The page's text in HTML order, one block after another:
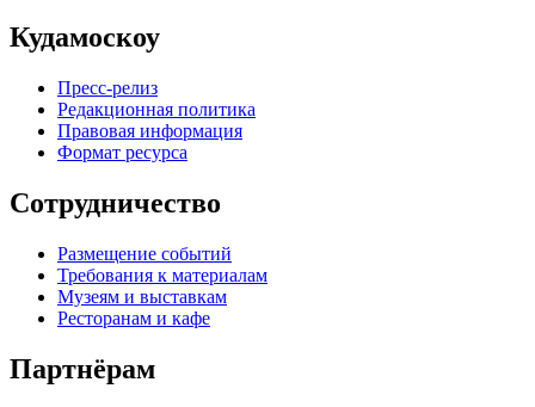
Кудамоскоу
Пресс-релиз
Редакционная политика
Правовая информация
Формат ресурса
Сотрудничество
Размещение событий
Требования к материалам
Музеям и выставкам
Ресторанам и кафе
Партнёрам